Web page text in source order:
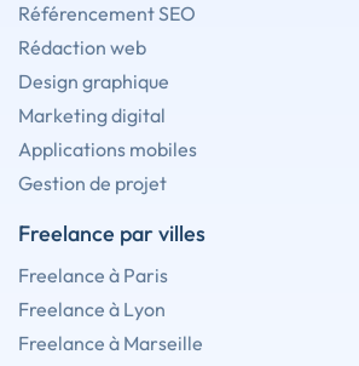
Référencement SEO
Rédaction web
Design graphique
Marketing digital
Applications mobiles
Gestion de projet
Freelance par villes
Freelance à Paris
Freelance à Lyon
Freelance à Marseille